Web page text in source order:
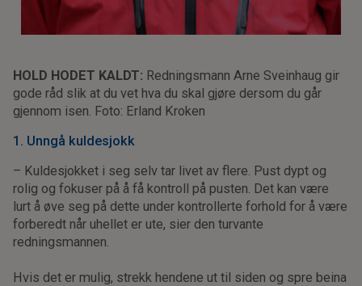
HOLD HODET KALDT: Redningsmann Arne Sveinhaug gir
gode råd slik at du vet hva du skal gjøre dersom du går
gjennom isen. Foto: Erland Kroken
1. Unngå kuldesjokk
– Kuldesjokket i seg selv tar livet av flere. Pust dypt og
rolig og fokuser på å få kontroll på pusten. Det kan være
lurt å øve seg på dette under kontrollerte forhold for å være
forberedt når uhellet er ute, sier den turvante
redningsmannen.
Hvis det er mulig, strekk hendene ut til siden og spre beina